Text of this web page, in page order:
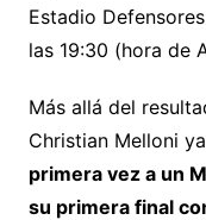
Estadio
las 19:30 (hora de
Más allá del
Christian Melloni
primera vez a un
su primera final